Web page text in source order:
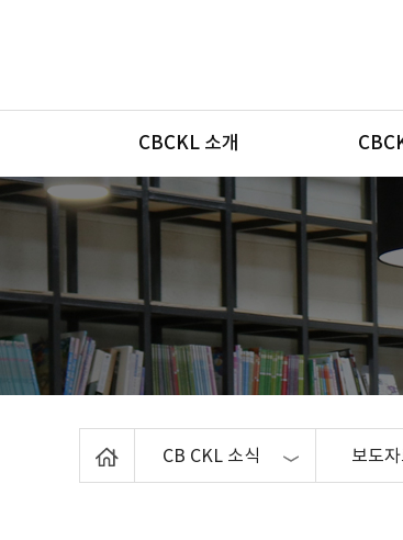
메뉴
CBCKL 소개
CB CKL 소식 보도